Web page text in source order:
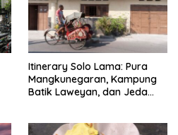
Itinerary Solo Lama: Pura
Mangkunegaran, Kampung
Batik Laweyan, dan Jeda